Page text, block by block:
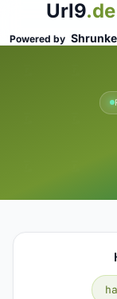
Url9.de
Powered by